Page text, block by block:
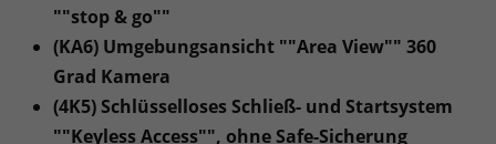
""stop & go""
(KA6) Umgebungsansicht ""Area View"" 360
Grad Kamera
(4K5) Schlüsselloses Schließ- und Startsystem
""Keyless Access"", ohne Safe-Sicherung